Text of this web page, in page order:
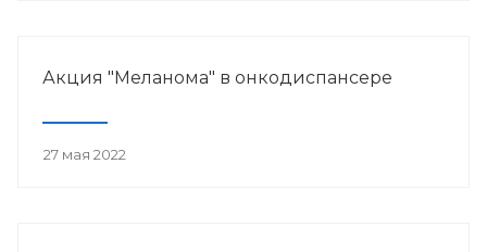
Акция "Меланома" в онкодиспансере
27 мая 2022